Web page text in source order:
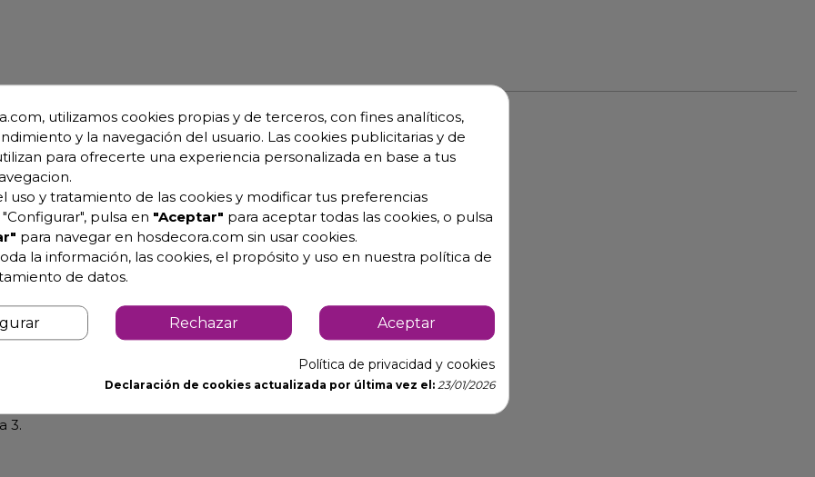
SE20-45
3.
utilizamos cookies propias y de terceros, con fines analíticos,
y la navegación del usuario. Las cookies publicitarias y de
para ofrecerte una experiencia personalizada en base a tus
uso y tratamiento de las cookies y modificar tus preferencias
pulsa en "Aceptar" para aceptar todas las cookies, o pulsa
para navegar en hosdecora.com sin usar cookies.
la información, las cookies, el propósito y uso en nuestra política de
de datos.
Rechazar Aceptar
Política de privacidad y cookies
Declaración de cookies actualizada por última vez el: 23/01/2026